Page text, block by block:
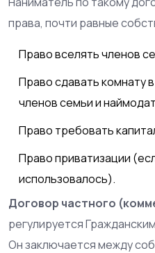
права, почти равные
Право вселять членов
Право сдавать комнату
членов семьи и
Право требовать
Право приватизации
использовалось).
Договор частного
регулируется
Он заключается между